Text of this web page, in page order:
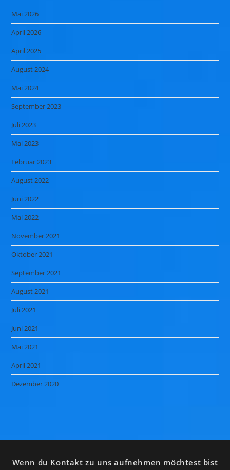
Mai 2026
April 2026
April 2025
August 2024
Mai 2024
September 2023
Juli 2023
Mai 2023
Februar 2023
August 2022
Juni 2022
Mai 2022
November 2021
Oktober 2021
September 2021
August 2021
Juli 2021
Juni 2021
Mai 2021
April 2021
Dezember 2020
Wenn du Kontakt zu uns aufnehmen möchtest bist